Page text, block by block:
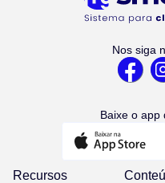
Nos siga
Baixe o app
Recursos